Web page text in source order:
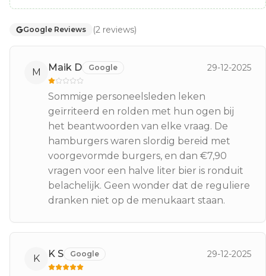
Google Reviews (2 reviews)
M Maik D Google 29-12-2025
Sommige personeelsleden leken
geïrriteerd en rolden met hun ogen bij
het beantwoorden van elke vraag. De
hamburgers waren slordig bereid met
voorgevormde burgers, en dan €7,90
vragen voor een halve liter bier is ronduit
belachelijk. Geen wonder dat de reguliere
dranken niet op de menukaart staan.
K K S Google 29-12-2025